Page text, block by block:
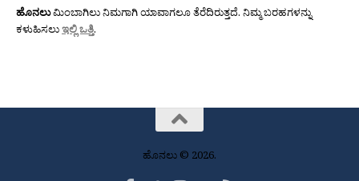
ಹೊನಲುಮಿಂಬಾಗಿಲು ನಿಮಗಾಗಿ ಯಾವಾಗಲೂ ತೆರೆದಿರುತ್ತದೆ. ನಿಮ್ಮ ಬರಹಗಳನ್ನು
ಕಳುಹಿಸಲುಇಲ್ಲಿ ಒತ್ತಿ.
ಹೊನಲು © 2026.